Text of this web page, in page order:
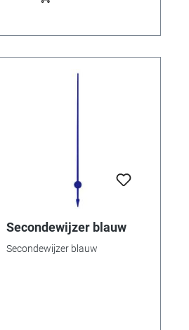
Secondewijzer blauw
Secondewijzer blauw